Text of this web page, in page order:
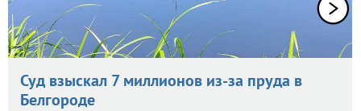
Суд взыскал 7 миллионов из-за пруда в
Белгороде